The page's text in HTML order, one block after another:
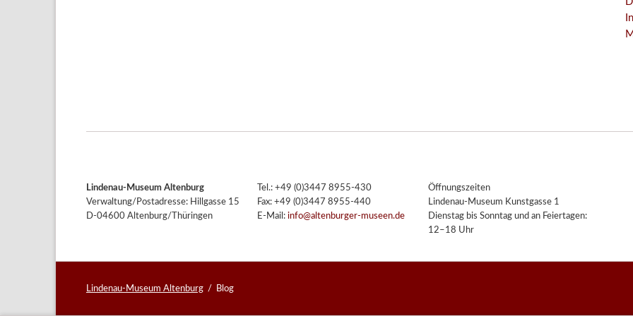
Lindenau-Museum Altenburg
Verwaltung/Postadresse: Hillgasse 15
D-04600 Altenburg/Thüringen
Tel.: +49 (0)3447 8955-430
Fax: +49 (0)3447 8955-440
E-Mail: info@altenburger-museen.de
Öffnungszeiten
Lindenau-Museum Kunstgasse 1
Dienstag bis Sonntag und an Feiertagen:
12–18 Uhr
Lindenau-Museum Altenburg Blog